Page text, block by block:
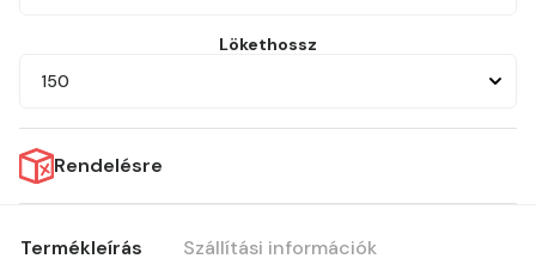
Lökethossz
150
Rendelésre
Termékleírás Szállítási információk